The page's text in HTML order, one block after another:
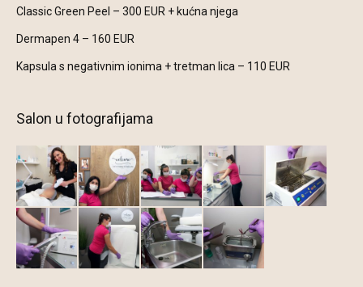
Classic Green Peel – 300 EUR + kućna njega
Dermapen 4 – 160 EUR
Kapsula s negativnim ionima + tretman lica – 110 EUR
Salon u fotografijama